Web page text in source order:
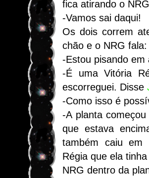
fica atirando o
-Vamos sai daqui!
Os dois correm
chão e o NRG fala:
-Estou pisando em
-É uma Vitória
escorreguei. Disse
-Como isso é
-A planta
que estava
também caiu em
Régia que ela
NRG dentro da